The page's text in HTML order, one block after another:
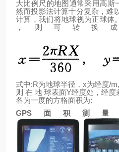
大比例尺的地图通常采用高斯
然而投影法计算十分复杂，难
计算，我们将地球视为正球体
，则可转换
式中:R为地球半径， x为经度/
则 在 地 球表面Y经度处，经度
各为一度的方格面积为:
GPS 面积测量